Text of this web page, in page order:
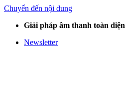
Chuyển đến nội dung
Giải pháp âm thanh toàn diện
Newsletter